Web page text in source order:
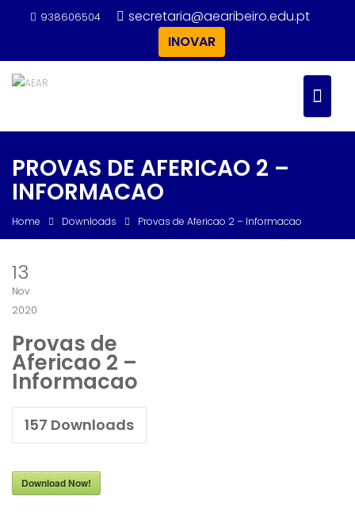
938606504
secretaria@aearibeiro.edu.pt
INOVAR
PROVAS DE AFERICAO 2 –
INFORMACAO
Home Downloads Provas de Afericao 2 – Informacao
13
Nov
2020
Provas de
Afericao 2 –
Informacao
157 Downloads
Download Now!